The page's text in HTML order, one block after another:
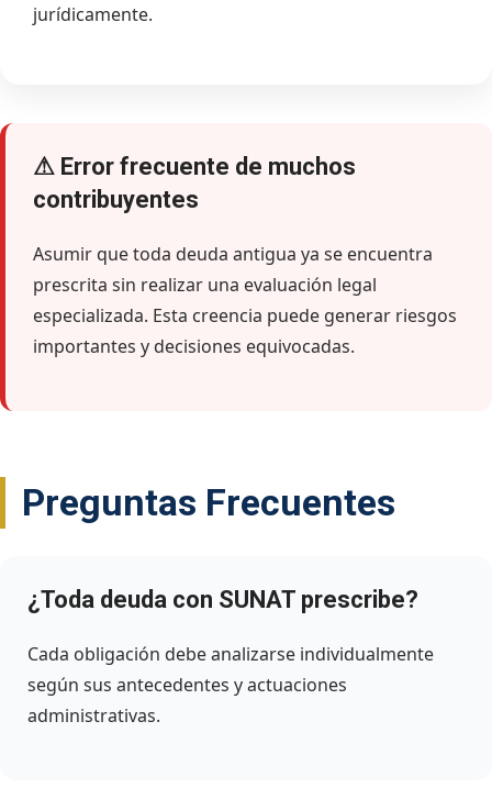
jurídicamente.
⚠ Error frecuente de muchos
contribuyentes
Asumir que toda deuda antigua ya se encuentra
prescrita sin realizar una evaluación legal
especializada. Esta creencia puede generar riesgos
importantes y decisiones equivocadas.
Preguntas Frecuentes
¿Toda deuda con SUNAT prescribe?
Cada obligación debe analizarse individualmente
según sus antecedentes y actuaciones
administrativas.